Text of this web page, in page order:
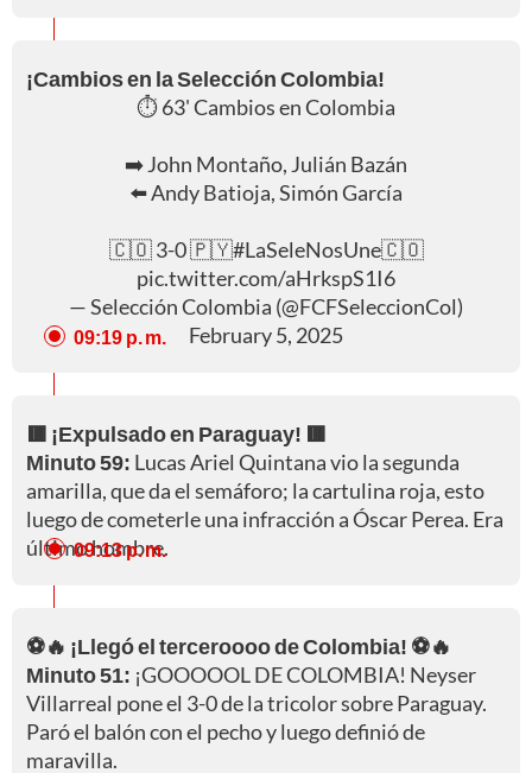
¡Cambios en la Selección Colombia!
⏱️ 63' Cambios en Colombia
➡️ John Montaño, Julián Bazán
⬅️ Andy Batioja, Simón García
🇨🇴 3-0 🇵🇾#LaSeleNosUne🇨🇴
pic.twitter.com/aHrkspS1I6
— Selección Colombia (@FCFSeleccionCol)
February 5, 2025
09:19 p. m.
🟥 ¡Expulsado en Paraguay! 🟥
Minuto 59: Lucas Ariel Quintana vio la segunda
amarilla, que da el semáforo; la cartulina roja, esto
luego de cometerle una infracción a Óscar Perea. Era
último hombre.
09:13 p. m.
⚽🔥 ¡Llegó el terceroooo de Colombia! ⚽🔥
Minuto 51: ¡GOOOOOL DE COLOMBIA! Neyser
Villarreal pone el 3-0 de la tricolor sobre Paraguay.
Paró el balón con el pecho y luego definió de
maravilla.